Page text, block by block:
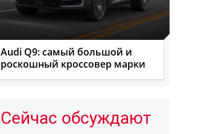
Audi Q9: самый большой и
роскошный кроссовер марки
Сейчас обсуждают